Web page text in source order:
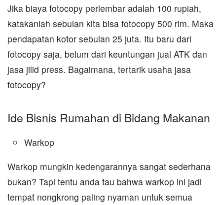
Jika biaya fotocopy perlembar adalah 100 rupiah,
katakanlah sebulan kita bisa fotocopy 500 rim. Maka
pendapatan kotor sebulan 25 juta. Itu baru dari
fotocopy saja, belum dari keuntungan jual ATK dan
jasa jilid press. Bagaimana, tertarik usaha jasa
fotocopy?
Ide Bisnis Rumahan di Bidang Makanan
Warkop
Warkop mungkin kedengarannya sangat sederhana
bukan? Tapi tentu anda tau bahwa warkop ini jadi
tempat nongkrong paling nyaman untuk semua